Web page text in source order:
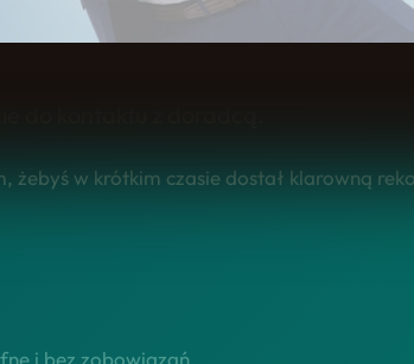
o wakacje kredytowe? poradnik dla
nie ogólników. Na tej stronie
do kontaktu z doradcą.
żebyś w krótkim czasie dostał klarowną
i bez zobowiązań.